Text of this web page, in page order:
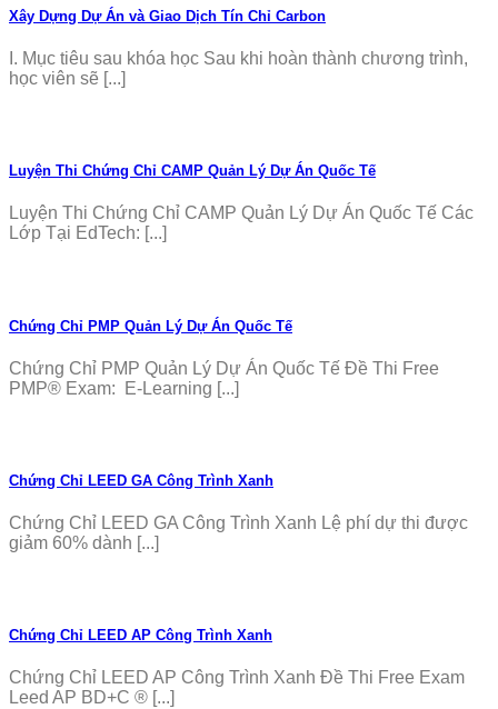
Xây Dựng Dự Án và Giao Dịch Tín Chỉ Carbon
I. Mục tiêu sau khóa học Sau khi hoàn thành chương trình,
học viên sẽ [...]
Luyện Thi Chứng Chỉ CAMP Quản Lý Dự Án Quốc Tế
Luyện Thi Chứng Chỉ CAMP Quản Lý Dự Án Quốc Tế Các
Lớp Tại EdTech: [...]
Chứng Chỉ PMP Quản Lý Dự Án Quốc Tế
Chứng Chỉ PMP Quản Lý Dự Án Quốc Tế Đề Thi Free
PMP® Exam: E-Learning [...]
Chứng Chỉ LEED GA Công Trình Xanh
Chứng Chỉ LEED GA Công Trình Xanh Lệ phí dự thi được
giảm 60% dành [...]
Chứng Chỉ LEED AP Công Trình Xanh
Chứng Chỉ LEED AP Công Trình Xanh Đề Thi Free Exam
Leed AP BD+C ® [...]